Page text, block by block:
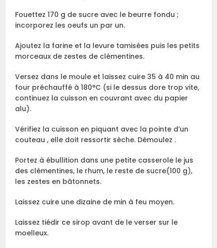
Fouettez 170 g de sucre avec le beurre fondu ;
incorporez les oeufs un par un.
Ajoutez la farine et la levure tamisées puis les petits
morceaux de zestes de clémentines.
Versez dans le moule et laissez cuire 35 à 40 min au
four préchauffé à 180°C (si le dessus dore trop vite,
continuez la cuisson en couvrant avec du papier
alu).
Vérifiez la cuisson en piquant avec la pointe d’un
couteau , elle doit ressortir sèche. Démoulez .
Portez à ébullition dans une petite casserole le jus
des clémentines, le rhum, le reste de sucre(100 g),
les zestes en bâtonnets.
Laissez cuire une dizaine de min à feu moyen.
Laissez tiédir ce sirop avant de le verser sur le
moelleux.